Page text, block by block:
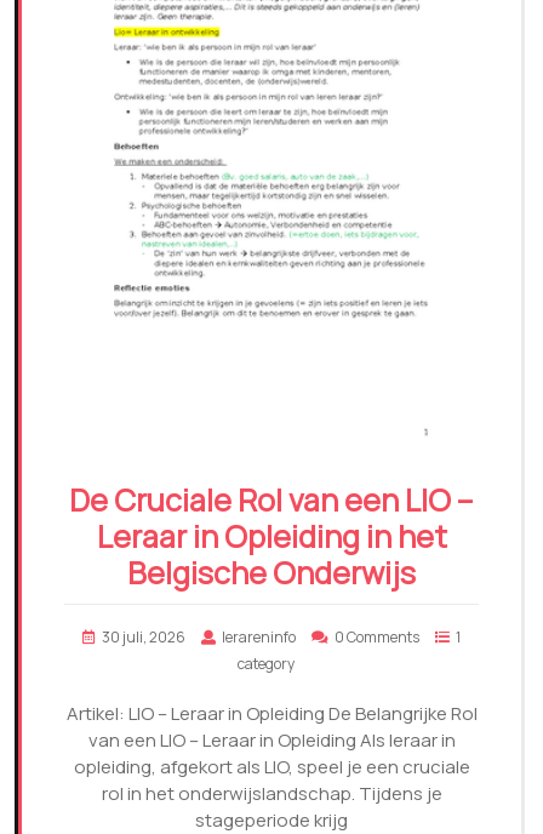
De Cruciale Rol van een LIO –
Leraar in Opleiding in het
Belgische Onderwijs
30 juli, 2026 lerareninfo 0 Comments
1
category
Artikel: LIO – Leraar in Opleiding De Belangrijke Rol
van een LIO – Leraar in Opleiding Als leraar in
opleiding, afgekort als LIO, speel je een cruciale
rol in het onderwijslandschap. Tijdens je
stageperiode krijg